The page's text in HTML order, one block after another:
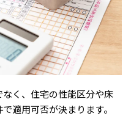
く、住宅の性能区分や床
適用可否が決まります。